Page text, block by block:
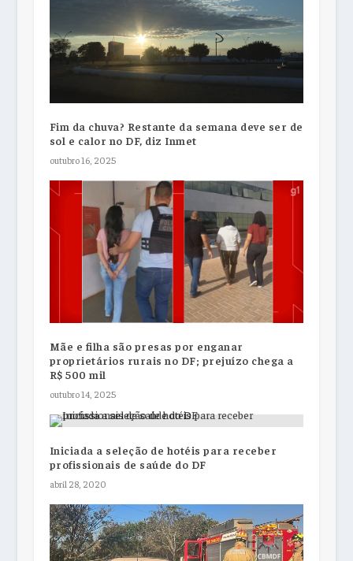
Fim da chuva? Restante da semana deve ser de
sol e calor no DF, diz Inmet
outubro 16, 2025
Mãe e filha são presas por enganar
proprietários rurais no DF; prejuízo chega a
R$ 500 mil
outubro 14, 2025
Iniciada a seleção de hotéis para receber
profissionais de saúde do DF
abril 28, 2020